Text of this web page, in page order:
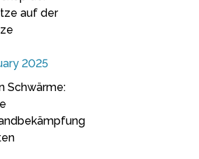
auf der
2025
Schwärme: